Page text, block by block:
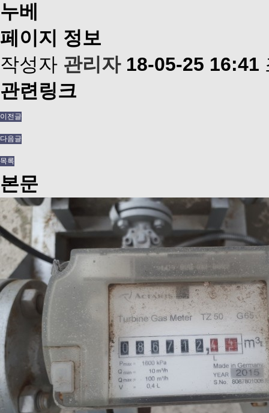
누베
페이지 정보
작성자 관리자 18-05-25 16:41
관련링크
이전글
다음글
목록
본문